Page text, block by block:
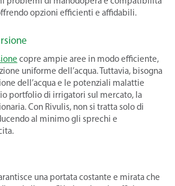
opzioni efficienti e affidabili.
copre ampie aree in modo efficiente,
uniforme dell’acqua. Tuttavia, bisogna
dell’acqua e le potenziali malattie
portfolio di irrigatori sul mercato, la
Con Rivulis, non si tratta solo di
al minimo gli sprechi e
una portata costante e mirata che